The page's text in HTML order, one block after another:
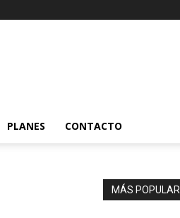
PLANES CONTACTO
MÁS POPULAR